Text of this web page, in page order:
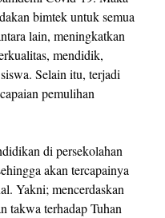
bimtek untuk semua
lain, meningkatkan
mendidik,
Selain itu, terjadi
pemulihan
di persekolahan
akan tercapainya
Yakni; mencerdaskan
takwa terhadap Tuhan